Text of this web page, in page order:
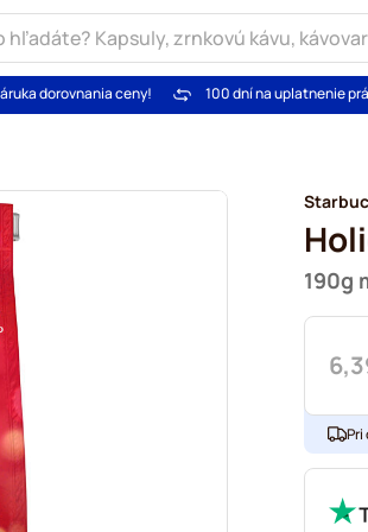
dorovnania ceny! 100 dní na uplatnenie
190g
Pri